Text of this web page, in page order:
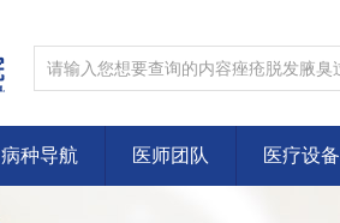
病种导航 医师团队 医疗设备